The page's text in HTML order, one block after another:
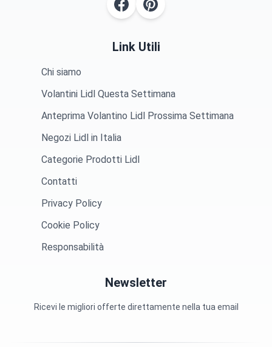
Link Utili
Chi siamo
Volantini Lidl Questa Settimana
Anteprima Volantino Lidl Prossima Settimana
Negozi Lidl in Italia
Categorie Prodotti Lidl
Contatti
Privacy Policy
Cookie Policy
Responsabilità
Newsletter
Ricevi le migliori offerte direttamente nella tua email